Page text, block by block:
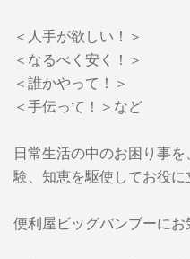
＜人手が欲しい！＞
＜なるべく安く！＞
＜誰かやって！＞
＜手伝って！＞など
日常生活の中のお困り事
験、知恵を駆使してお役に
便利屋ビッグバンブーにお